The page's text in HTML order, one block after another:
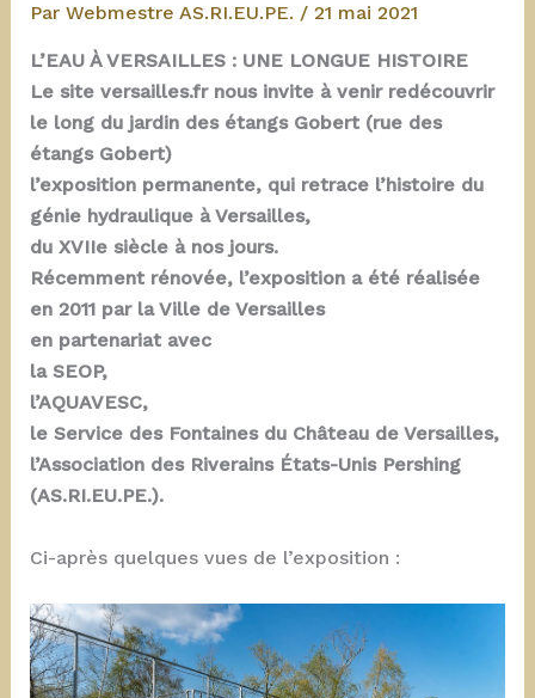
Par Webmestre AS.RI.EU.PE. / 21 mai 2021
L’EAU À VERSAILLES : UNE LONGUE HISTOIRE
Le site versailles.fr nous invite à venir redécouvrir
le long du jardin des étangs Gobert (rue des
étangs Gobert)
l’exposition permanente, qui retrace l’histoire du
génie hydraulique à Versailles,
du XVIIe siècle à nos jours.
Récemment rénovée, l’exposition a été réalisée
en 2011 par la Ville de Versailles
en partenariat avec
la SEOP,
l’AQUAVESC,
le Service des Fontaines du Château de Versailles,
l’Association des Riverains États-Unis Pershing
(AS.RI.EU.PE.).
Ci-après quelques vues de l’exposition :